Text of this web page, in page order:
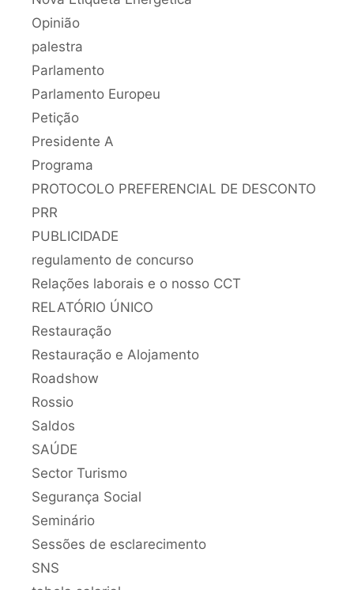
Opinião
palestra
Parlamento
Parlamento Europeu
Petição
Presidente A
Programa
PROTOCOLO PREFERENCIAL DE DESCONTO
PRR
PUBLICIDADE
regulamento de concurso
Relações laborais e o nosso CCT
RELATÓRIO ÚNICO
Restauração
Restauração e Alojamento
Roadshow
Rossio
Saldos
SAÚDE
Sector Turismo
Segurança Social
Seminário
Sessões de esclarecimento
SNS